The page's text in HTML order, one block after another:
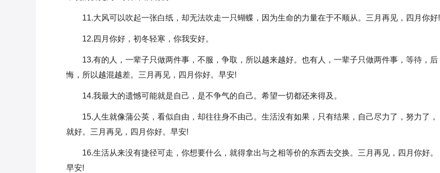
11.大风可以吹起一张白纸，却无法吹走一只蝴蝶，因为生命的力量在于不顺从。三月再见，四月你好!
12.四月你好，初冬轻寒，你我安好。
13.有的人，一辈子只做两件事，不服，争取，所以越来越好。也有人，一辈子只做两件事，等待，后
悔，所以越混越差。三月再见，四月你好。早安!
14.我最大的遗憾可能就是自己，是不争气的自己。希望一切都还来得及。
15.人生就像蒲公英，看似自由，却往往身不由己。生活没有如果，只有结果，自己尽力了，努力了，
就好。三月再见，四月你好。早安!
16.生活从来没有捷径可走，你想要什么，就得拿出与之相等价的东西去交换。三月再见，四月你好。
早安!